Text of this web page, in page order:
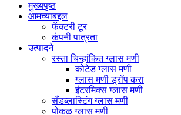
मुख्यपृष्ठ
आमच्याबद्दल
फॅक्टरी टूर
कंपनी पात्रता
उत्पादने
रस्ता चिन्हांकित ग्लास मणी
कोटेड ग्लास मणी
ग्लास मणी ड्रॉप करा
इंटरमिक्स ग्लास मणी
सँडब्लास्टिंग ग्लास मणी
पोकळ ग्लास मणी